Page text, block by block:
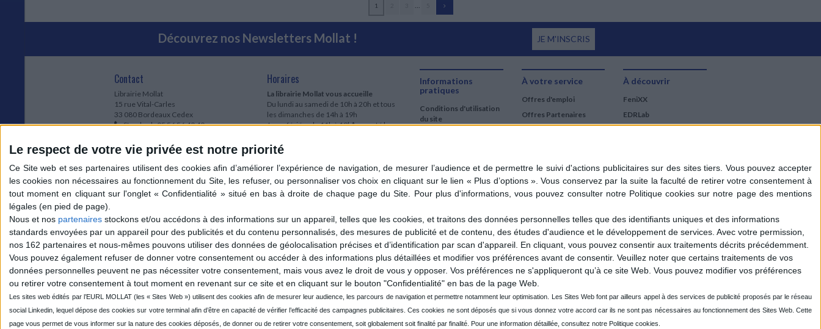
Le respect de votre vie privée est notre priorité
Nous et nos partenaires stockons et/ou accédons à des informations sur un appareil, telles que les cookies, et traitons des données personnelles telles que des identifiants uniques et des informations
standards envoyées par un appareil pour des publicités et du contenu personnalisés, des mesures de publicité et de contenu, des études d'audience et le développement de services. Avec votre permission,
nos 162 partenaires et nous-mêmes pouvons utiliser des données de géolocalisation précises et d’identification par scan d'appareil. En cliquant, vous pouvez consentir aux traitements décrits précédemment.
Vous pouvez également refuser de donner votre consentement ou accéder à des informations plus détaillées et modifier vos préférences avant de consentir. Veuillez noter que certains traitements de vos
données personnelles peuvent ne pas nécessiter votre consentement, mais vous avez le droit de vous y opposer. Vos préférences ne s'appliqueront qu’à ce site Web. Vous pouvez modifier vos préférences
ou retirer votre consentement à tout moment en revenant sur ce site et en cliquant sur le bouton "Confidentialité" en bas de la page Web.
1 ...
Découvrez nos Newsletters Mollat ! JE M'INSCRIS
Informations
pratiques
Conditions d'utilisation
du site
Frais de port & Livraison
Conditions Générales
de Vente
À votre service
Offres d'emploi
Offres Partenaires
À découvrir
FeniXX
EDRLab
Cercle de la librairie
Les chèques cadeaux
Mollat
Contact
Librairie Mollat
15 rue Vital-Carles
33 080 Bordeaux Cedex
Standard :05 56 56 40 40
83
Contactez-nous
Horaires
La librairie Mollat vous accueille
Du lundi au samedi de 10h à 20h et tous
les dimanches de 14h à 19h
Jours fériés : de 11h à 19h* excepté le
* Si le jour férié est un dimanche, de 14h
à 19h
Le clic et collecte est ouvert
du lundi au samedi de 9h30 à 20h et tous
les dimanches de 14h à 19h
19h* excepté le 1er mai, le 25 décembre
et le 1er janvier
* Si le jour férié est un dimanche de 14h à
19h
Voir le détail des horaires & accès
Mollat sur les réseaux